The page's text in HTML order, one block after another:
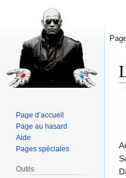
à
la
à
la
Page d’accueil
Page au hasard
Aide
Pages spéciales
Outils